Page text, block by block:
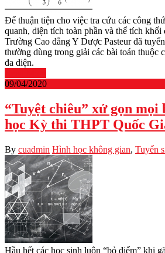
Để thuận tiện cho việc tra cứu các công
quanh, diện tích toàn phần và thể tích khối
Trường Cao đẳng Y Dược Pasteur đã
thường dùng trong giải các bài toán thuộc
đa diện.
09/04/2020
“Tuyệt chiêu” xử gọn
học Kỳ thi THPT Quốc
By cuadmin Hình học không gian, Tuyển
Hầu hết các học sinh luôn “bỏ điểm” khi